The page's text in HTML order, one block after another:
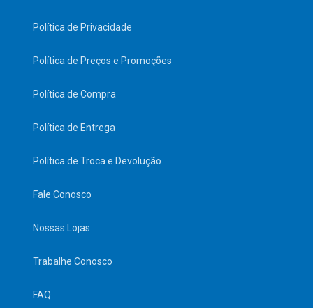
Política de Privacidade
Política de Preços e Promoções
Política de Compra
Política de Entrega
Política de Troca e Devolução
Fale Conosco
Nossas Lojas
Trabalhe Conosco
FAQ